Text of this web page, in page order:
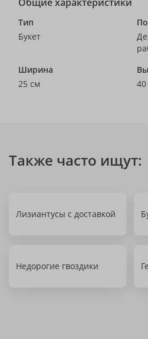
Тип
Букет
Ширина
25 см
Также часто ищут:
Лизиантусы с доставкой
Недорогие гвоздики